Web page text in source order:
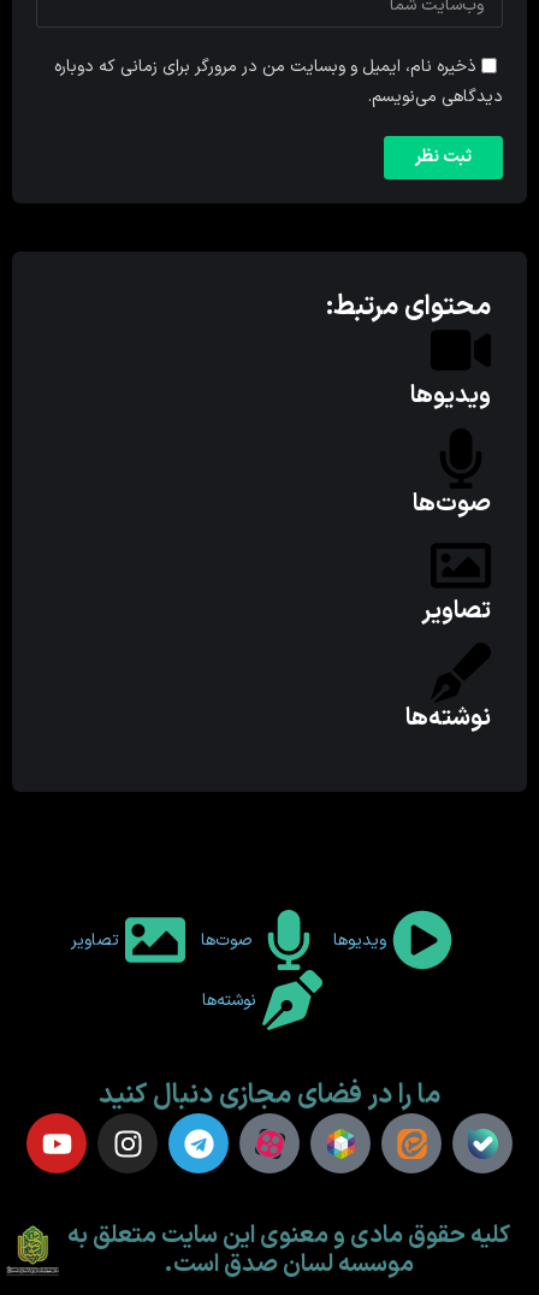
ذخیره نام، ایمیل و وبسایت من در مرورگر برای زمانی که دوباره
دیدگاهی می‌نویسم.
محتوای مرتبط:
ویدیوها
صوت‌ها
تصاویر
نوشته‌ها
ویدیوها صوت‌ها تصاویر
نوشته‌ها
ما را در فضای مجازی دنبال کنید
کلیه حقوق مادی و معنوی این سایت متعلق به
موسسه لسان صدق است.